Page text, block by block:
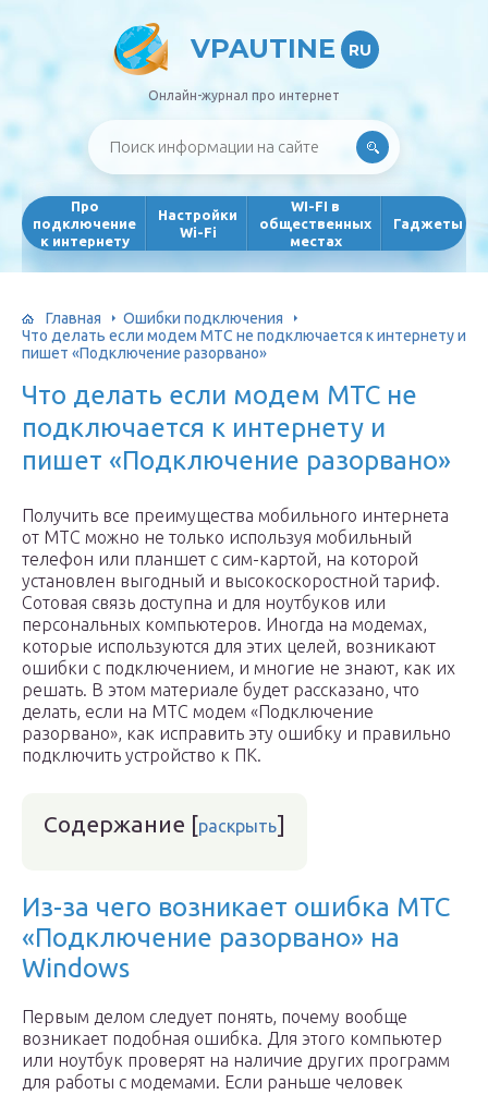
VPAUTINE RU
Онлайн-журнал про интернет
Про
подключение
к интернету
Настройки
Wi-Fi
WI-FI в
общественных
местах
Гаджеты
Главная
Ошибки подключения
Что делать если модем МТС не подключается к интернету и
пишет «Подключение разорвано»
Что делать если модем МТС не
подключается к интернету и
пишет «Подключение разорвано»
Получить все преимущества мобильного интернета
от МТС можно не только используя мобильный
телефон или планшет с сим-картой, на которой
установлен выгодный и высокоскоростной тариф.
Сотовая связь доступна и для ноутбуков или
персональных компьютеров. Иногда на модемах,
которые используются для этих целей, возникают
ошибки с подключением, и многие не знают, как их
решать. В этом материале будет рассказано, что
делать, если на МТС модем «Подключение
разорвано», как исправить эту ошибку и правильно
подключить устройство к ПК.
Содержание [раскрыть]
Из-за чего возникает ошибка МТС
«Подключение разорвано» на
Windows
Первым делом следует понять, почему вообще
возникает подобная ошибка. Для этого компьютер
или ноутбук проверят на наличие других программ
для работы с модемами. Если раньше человек